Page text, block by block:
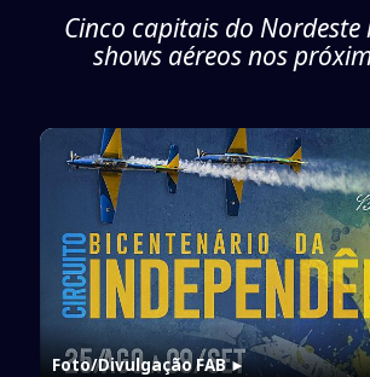
Cinco capitais do Nordeste
shows aéreos nos
Foto/Divulgação FAB►